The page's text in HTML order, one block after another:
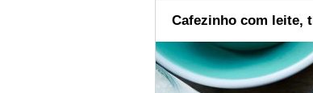
Cafezinho com leite,